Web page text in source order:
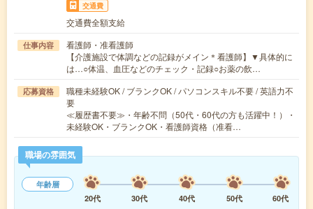
交通費
交通費全額支給
仕事内容
看護師・准看護師
【介護施設で体調などの記録がメイン＊看護師】▼具体的に
は…○体温、血圧などのチェック・記録○お薬の飲…
応募資格
職種未経験OK / ブランクOK / パソコンスキル不要 / 英語力不
要
≪履歴書不要≫・年齢不問（50代・60代の方も活躍中！）・
未経験OK・ブランクOK・看護師資格（准看…
職場の雰囲気
年齢層
20代
30代 40代 50代
60代